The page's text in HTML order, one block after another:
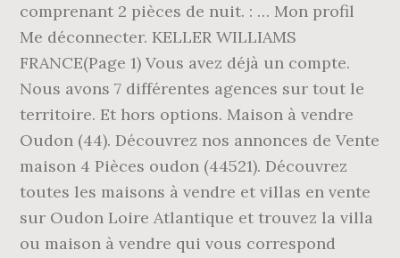
comprenant 2 pièces de nuit. : … Mon profil
Me déconnecter. KELLER WILLIAMS
FRANCE(Page 1) Vous avez déjà un compte.
Nous avons 7 différentes agences sur tout le
territoire. Et hors options. Maison à vendre
Oudon (44). Découvrez nos annonces de Vente
maison 4 Pièces oudon (44521). Découvrez
toutes les maisons à vendre et villas en vente
sur Oudon Loire Atlantique et trouvez la villa
ou maison à vendre qui vous correspond